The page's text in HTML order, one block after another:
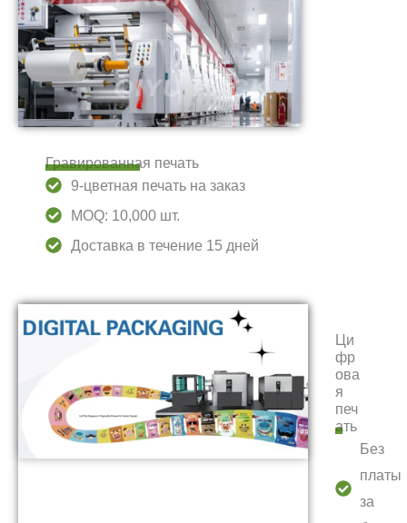
Гравированная печать
9-цветная печать на заказ
MOQ: 10,000 шт.
Доставка в течение 15 дней
Ци
фр
ова
я
печ
ать
Без
платы
за